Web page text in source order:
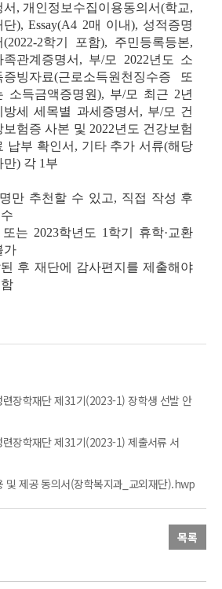
서, 개인정보수집이용동의서(학교,
단),Essay(A4 2매 이내), 성적증명
(2022-2학기 포함), 주민등록등본,
족관계증명서, 부/모 2022년도 소
증빙자료(근로소득원천징수증 또
소득금액증명원), 부/모 최 근 2년
방세 세목별 과세증명서, 부/모 건
보험증 사본 및 2022년도 건강보험
납부 확인서, 기타 추가 서류(해당
만) 각 1부
만 추천할 수 있고, 직접 작성 후
는 2023학년도 1학기 휴학·교환
가
후 재단에 감사편지를 제출해야
장학재단 제31기(2023-1) 장학생 선발 안
장학재단 제31기(2023-1) 제출서류 서
및 제공 동의서(장학복지과_교외재단).hwp
목록